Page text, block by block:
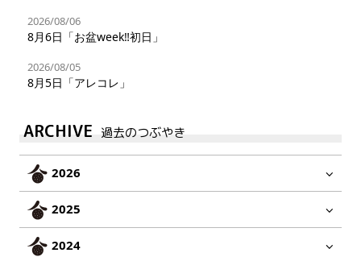
2026/08/06
8月6日「お盆week‼︎初日」
2026/08/05
8月5日「アレコレ」
ARCHIVE 過去のつぶやき
2026
2025
2024